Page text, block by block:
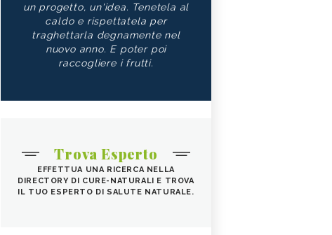
un progetto, un'idea. Tenetela al
caldo e rispettatela per
traghettarla degnamente nel
nuovo anno. E poter poi
raccogliere i frutti.
Trova Esperto
EFFETTUA UNA RICERCA NELLA
DIRECTORY DI CURE-NATURALI E TROVA
IL TUO ESPERTO DI SALUTE NATURALE.